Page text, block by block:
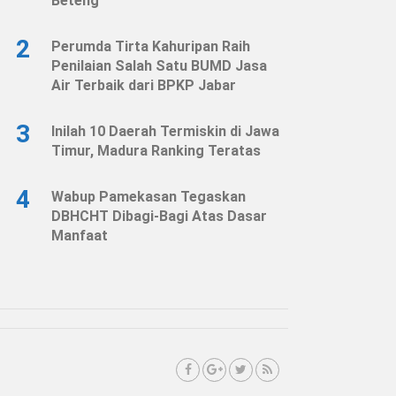
2
Perumda Tirta Kahuripan Raih
Penilaian Salah Satu BUMD Jasa
Air Terbaik dari BPKP Jabar
3
Inilah 10 Daerah Termiskin di Jawa
Timur, Madura Ranking Teratas
4
Wabup Pamekasan Tegaskan
DBHCHT Dibagi-Bagi Atas Dasar
Manfaat